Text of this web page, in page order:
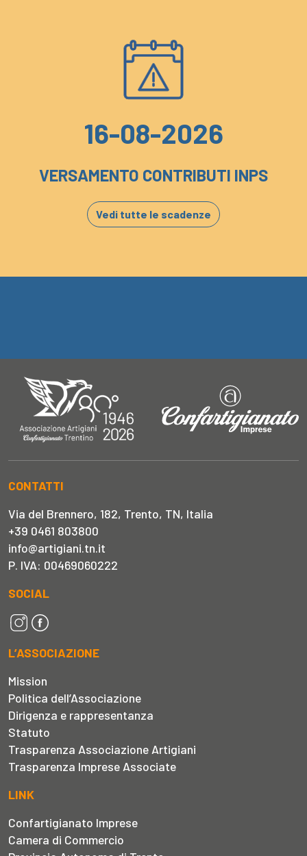
16-08-2026
VERSAMENTO CONTRIBUTI INPS
Vedi tutte le scadenze
CONTATTI
Via del Brennero, 182, Trento, TN, Italia
+39 0461 803800
info@artigiani.tn.it
P. IVA: 00469060222
SOCIAL
L’ASSOCIAZIONE
Mission
Politica dell’Associazione
Dirigenza e rappresentanza
Statuto
Trasparenza Associazione Artigiani
Trasparenza Imprese Associate
LINK
Confartigianato Imprese
Camera di Commercio